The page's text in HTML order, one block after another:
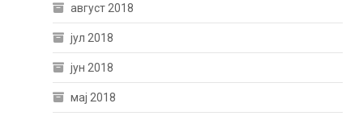
август 2018
јул 2018
јун 2018
мај 2018